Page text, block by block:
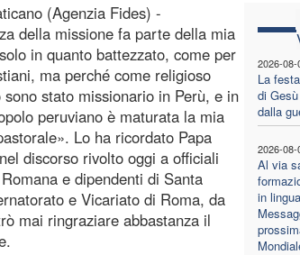
2026-08-
La
di
dalla
2026-08-
Al via
in
(Agenzia Fides) -
della missione fa parte della mia
in quanto battezzato, come per
ma perché come religioso
sono stato missionario in Perù, e in
peruviano è maturata la mia
Lo ha ricordato Papa
discorso rivolto oggi a officiali
e dipendenti di Santa
e Vicariato di Roma, da
mai ringraziare abbastanza il